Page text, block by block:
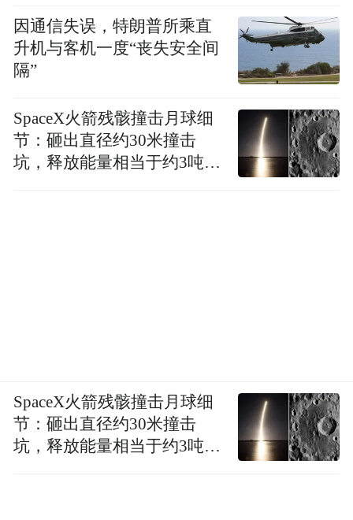
因通信失误，特朗普所乘直
升机与客机一度“丧失安全间
隔”
SpaceX火箭残骸撞击月球细
节：砸出直径约30米撞击
坑，释放能量相当于约3吨
SpaceX火箭残骸撞击月球细
节：砸出直径约30米撞击
坑，释放能量相当于约3吨